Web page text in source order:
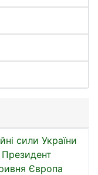
сили України
Президент
Європа